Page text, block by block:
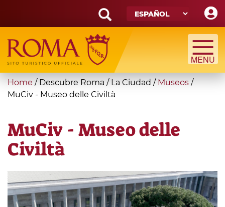
main
content
Search
form
Búsqueda
You
are
Home / Descubre Roma / La Ciudad / Museos /
MuCiv - Museo delle Civiltà
MuCiv - Museo delle
Civiltà